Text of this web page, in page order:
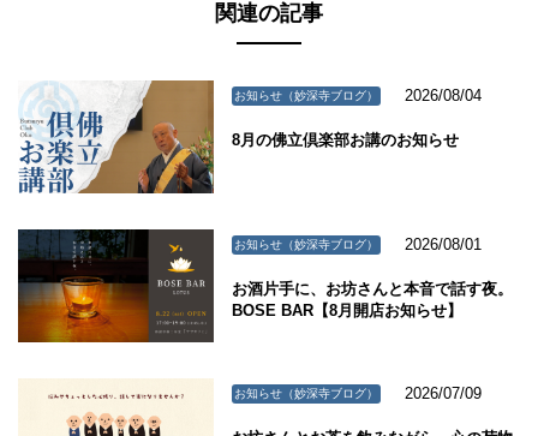
関連の記事
お知らせ（妙深寺ブログ） 2026/08/04
8月の佛立倶楽部お講のお知らせ
お知らせ（妙深寺ブログ） 2026/08/01
お酒片手に、お坊さんと本音で話す夜。
BOSE BAR【8月開店お知らせ】
お知らせ（妙深寺ブログ） 2026/07/09